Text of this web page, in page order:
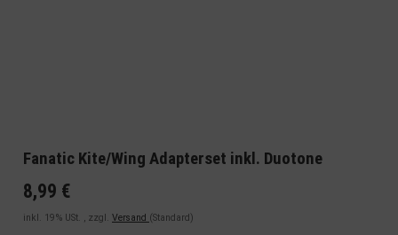
Fanatic Kite/Wing Adapterset inkl. Duotone
8,99 €
inkl. 19% USt. , zzgl. Versand (Standard)